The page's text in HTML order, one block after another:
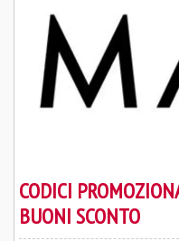
CODICI
BUONI SCONTO